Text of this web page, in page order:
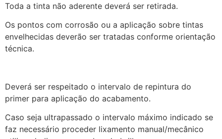
Toda a tinta não aderente deverá ser retirada.
Os pontos com corrosão ou a aplicação sobre tintas
envelhecidas deverão ser tratadas conforme orientação
técnica.
Deverá ser respeitado o intervalo de repintura do
primer para aplicação do acabamento.
Caso seja ultrapassado o intervalo máximo indicado se
faz necessário proceder lixamento manual/mecânico